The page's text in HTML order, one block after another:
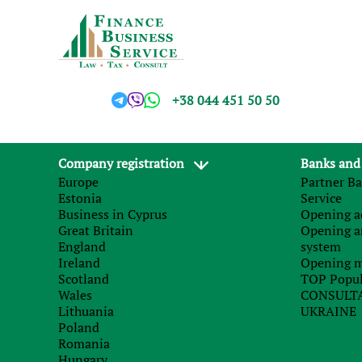
+38 044 451 50 50
Company registration
Europe
Estonia
Business in Cyprus
Great Britain
England
Ireland
Scotland
Wales
Lithuania
Poland
Romania
Banks
Partner
Service
Opening
Opening
system
Opening
TOP
UKRAINE
Capital: Form of
Парламентская